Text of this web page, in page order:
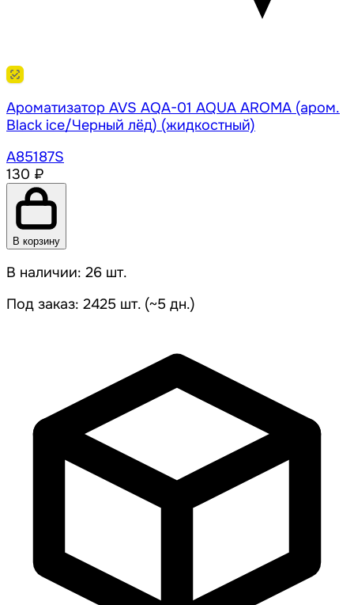
Ароматизатор AVS AQA-01 AQUA AROMA (аром.
Black ice/Черный лёд) (жидкостный)
A85187S
130 ₽
В корзину
В наличии: 26 шт.
Под заказ: 2425 шт. (~5 дн.)